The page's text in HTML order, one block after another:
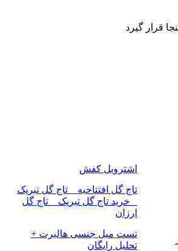
قرار گیرد
اشتروبل کفش
تاج گل افتتاحیه _ تاج گل تبریک
_ خرید تاج گل تبریک _ تاج گل
ارزان
تست میل جنسی هالبرت +
تحلیل رایگان